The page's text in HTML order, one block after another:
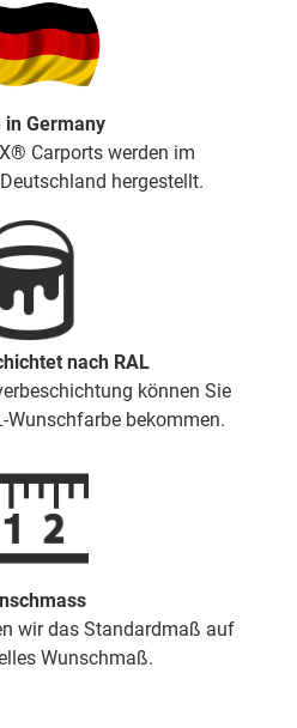
in Germany
Carports werden im
hergestellt.
nach RAL
können Sie
Wunschfarbe bekommen.
wir das Standardmaß auf
Wunschmaß.